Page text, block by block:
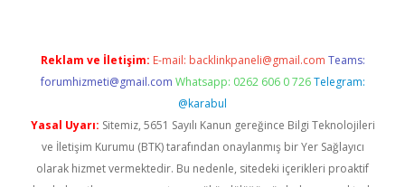
Reklam ve İletişim: E-mail: backlinkpaneli@gmail.com Teams:
forumhizmeti@gmail.com Whatsapp: 0262 606 0 726 Telegram:
@karabul
Yasal Uyarı: Sitemiz, 5651 Sayılı Kanun gereğince Bilgi Teknolojileri
ve İletişim Kurumu (BTK) tarafından onaylanmış bir Yer Sağlayıcı
olarak hizmet vermektedir. Bu nedenle, sitedeki içerikleri proaktif